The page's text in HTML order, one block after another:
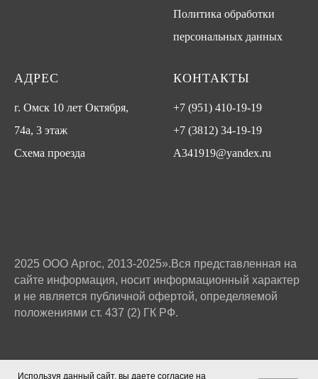
Политика обработки
персональных данных
АДРЕС
г. Омск 10 лет Октября,
74а, 3 этаж
Схема проезда
КОНТАКТЫ
+7 (951) 410-19-19
+7 (3812) 34-19-19
A341919@yandex.ru
2025 ООО Аргос, 2013-2025».Вся представленная на
сайте информация, носит информационный характер
и не является публичной офертой, определяемой
положениями ст. 437 (2) ГК РФ.
Используя данный сайт, вы даете согласие на